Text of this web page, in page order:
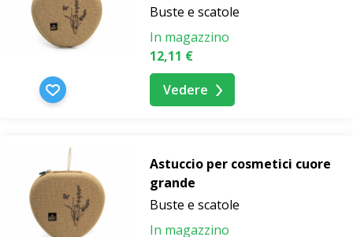
Buste e scatole
In magazzino
12,11 €
Vedere
Astuccio per cosmetici cuore
grande
Buste e scatole
In magazzino